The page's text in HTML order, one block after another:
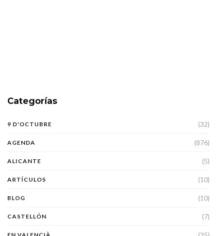
Categorías
9 D'OCTUBRE (32)
AGENDA (876)
ALICANTE (5)
ARTÍCULOS (10)
BLOG (10)
CASTELLÓN (7)